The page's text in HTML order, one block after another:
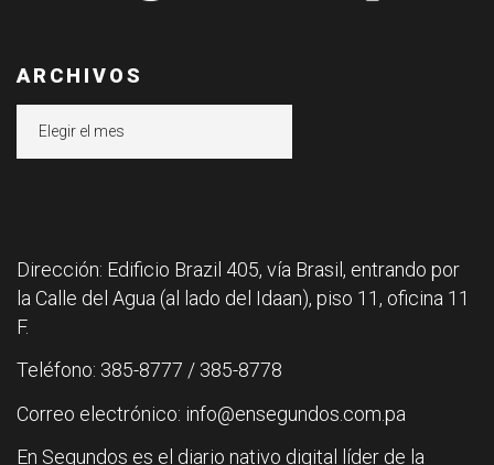
ARCHIVOS
Dirección: Edificio Brazil 405, vía Brasil, entrando por
la Calle del Agua (al lado del Idaan), piso 11, oficina 11
F.
Teléfono: 385-8777 / 385-8778
Correo electrónico: info@ensegundos.com.pa
En Segundos es el diario nativo digital líder de la